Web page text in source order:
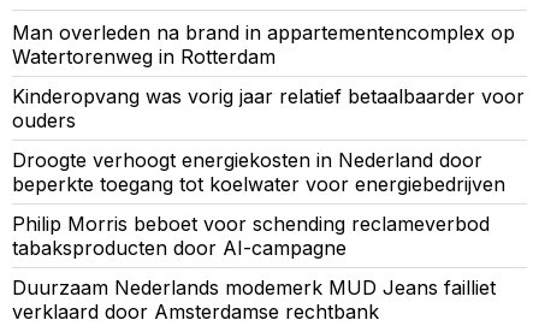
Man overleden na brand in appartementencomplex op
Watertorenweg in Rotterdam
Kinderopvang was vorig jaar relatief betaalbaarder voor
ouders
Droogte verhoogt energiekosten in Nederland door
beperkte toegang tot koelwater voor energiebedrijven
Philip Morris beboet voor schending reclameverbod
tabaksproducten door AI-campagne
Duurzaam Nederlands modemerk MUD Jeans failliet
verklaard door Amsterdamse rechtbank